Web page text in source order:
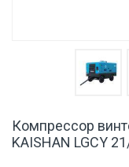
Компрессор
KAISHAN LGCY